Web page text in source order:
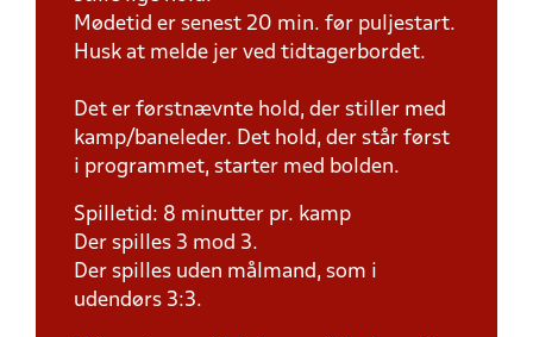
Mødetid er senest 20 min. før puljestart.
Husk at melde jer ved tidtagerbordet.
Det er førstnævnte hold, der stiller med
kamp/baneleder. Det hold, der står først
i programmet, starter med bolden.
Spilletid: 8 minutter pr. kamp
Der spilles 3 mod 3.
Der spilles uden målmand, som i
udendørs 3:3.